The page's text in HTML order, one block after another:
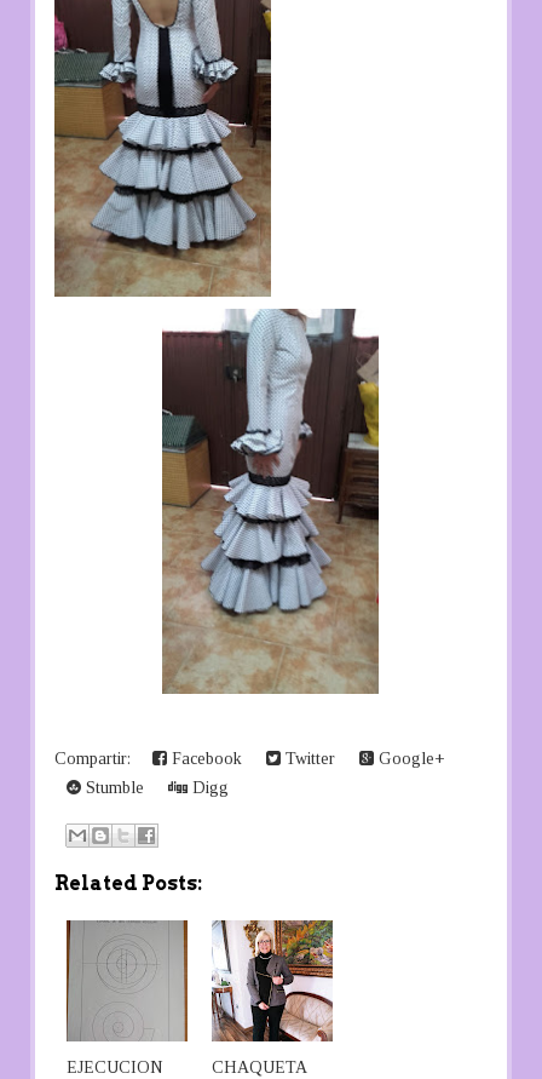
Compartir: Facebook Twitter
Google+
Stumble
Digg
Related Posts:
EJECUCION
CHAQUETA